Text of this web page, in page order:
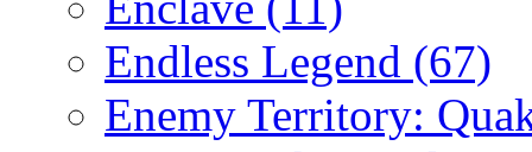
Endless Legend (67)
Enemy Territory: